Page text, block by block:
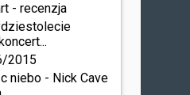
- recenzja
2015
niebo - Nick Cave